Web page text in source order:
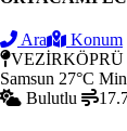
Ara
Konum
Samsun 27°C
Bulutlu